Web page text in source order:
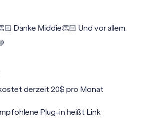
Danke Middie👏🏻 Und vor allem:
derzeit 20$ pro Monat
Plug-in heißt Link